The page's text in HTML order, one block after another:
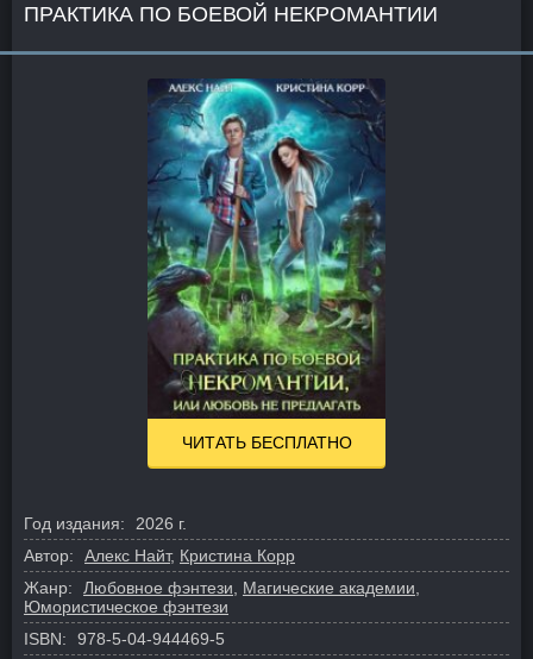
ПРАКТИКА ПО БОЕВОЙ НЕКРОМАНТИИ
ЧИТАТЬ БЕСПЛАТНО
Год издания:
2026 г.
Автор:
Алекс Найт, Кристина Корр
Жанр:
Любовное фэнтези Магические академии
Юмористическое фэнтези
ISBN:
978-5-04-944469-5